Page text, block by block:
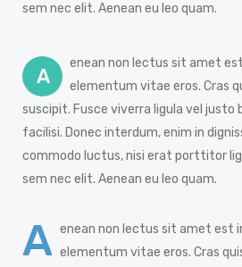
sem nec elit. Aenean eu leo quam.
A
enean non lectus sit amet
elementum vitae eros. Cras
suscipit. Fusce viverra ligula vel justo
facilisi. Donec interdum, enim in
commodo luctus, nisi erat porttitor
sem nec elit. Aenean eu leo quam.
A enean non lectus sit amet est
elementum vitae eros. Cras